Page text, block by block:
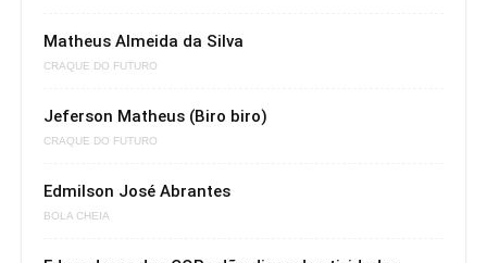
Matheus Almeida da Silva
CRAQUE DO FUTURO
Jeferson Matheus (Biro biro)
CRAQUE DO FUTURO
Edmilson José Abrantes
BOLA CHEIA